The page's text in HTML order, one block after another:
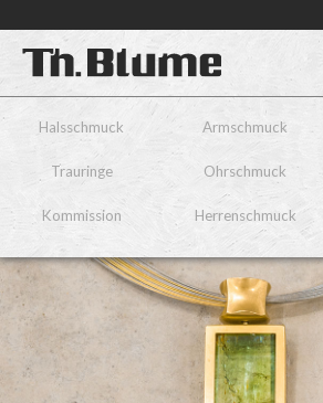
Halsschmuck Armschmuck
Trauringe Ohrschmuck
Kommission Herrenschmuck